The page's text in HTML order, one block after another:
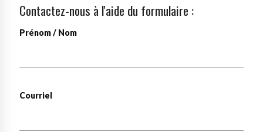
Contactez-nous à l'aide du formulaire :
Prénom / Nom
Courriel